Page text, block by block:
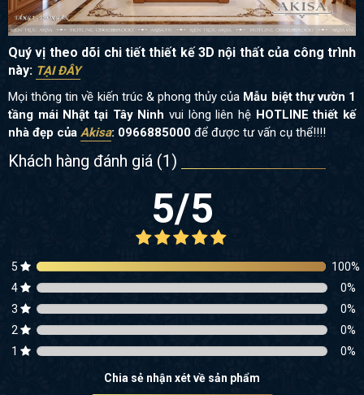
Quý vị theo dõi chi tiết thiết kế 3D nội thất của công trình
này: TẠI ĐÂY
Mọi thông tin về kiến trúc & phong thủy của Mẫu biệt thự vườn 1
tầng mái Nhật tại Tây Ninh vui lòng liên hệ HOTLINE thiết kế
nhà đẹp của Akisa: 0966885000 để được tư vấn cụ thể!!!!
Khách hàng đánh giá (1)
5/5
5 100%
4
0%
3
0%
2
0%
1
0%
Chia sẻ nhận xét về sản phẩm